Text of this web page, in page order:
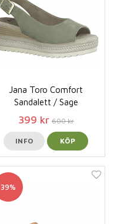
Jana Toro Comfort
Sandalett / Sage
399 kr 600 kr
INFO KÖP
39%